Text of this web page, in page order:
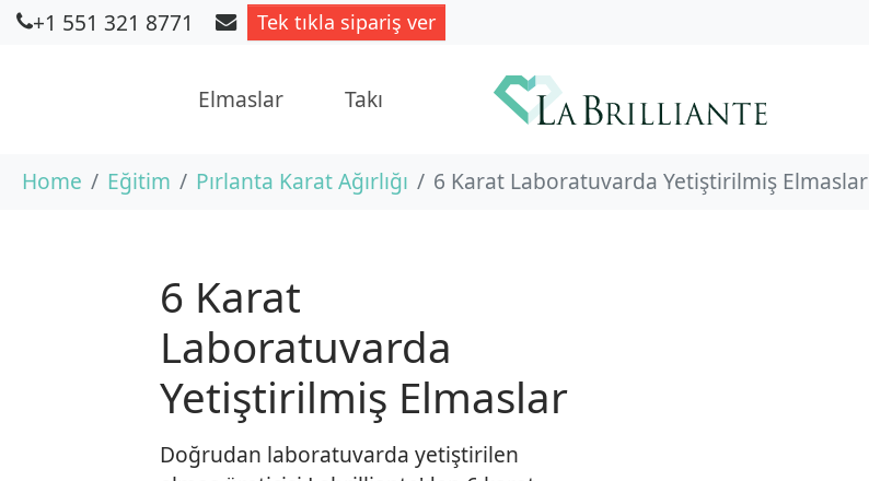
Skip to main content
+1 551 321 8771 Tek tıkla sipariş ver
Elmaslar Takı
You are here:
Home Eğitim Pırlanta Karat Ağırlığı 6 Karat Laboratuvarda Yetiştirilmiş Elmaslar
6 Karat
Laboratuvarda
Yetiştirilmiş Elmaslar
Doğrudan laboratuvarda yetiştirilen